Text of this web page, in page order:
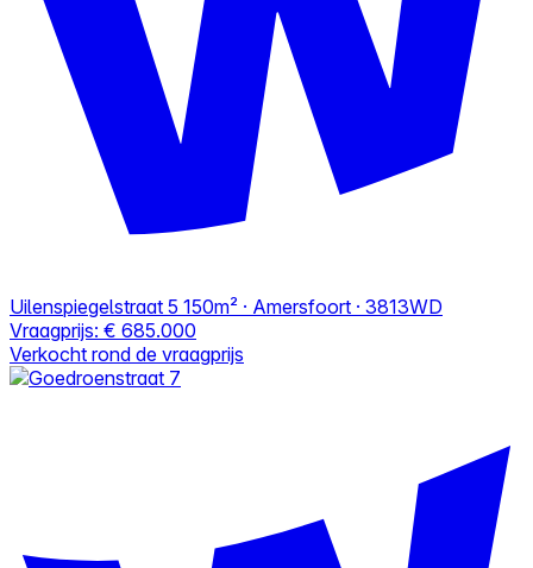
Uilenspiegelstraat 5 150m² · Amersfoort · 3813WD
Vraagprijs: € 685.000
Verkocht rond de vraagprijs